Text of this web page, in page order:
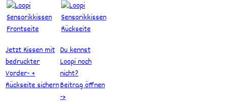
Jetzt Kissen mit
bedruckter
Vorder- +
Rückseite sichern
Du kennst
Loopi noch
nicht?
Beitrag öffnen
->